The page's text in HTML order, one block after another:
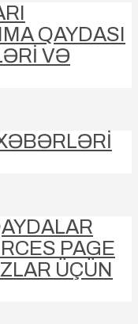
QAYDASI
VƏ
PAGE
ÜÇÜN